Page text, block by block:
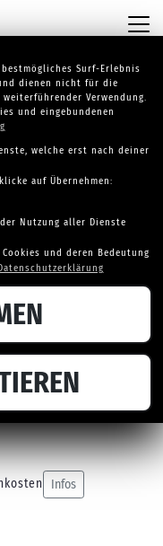
Infos
Surf-Erlebnis
dienen nicht für die
Verwendung.
und eingebundenen
welche erst nach deiner
auf Übernehmen:
Nutzung aller Dienste
und deren Bedeutung